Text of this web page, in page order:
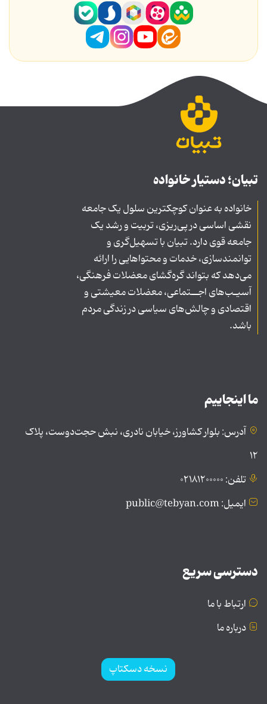
تبیان؛ دستیار خانواده
خانواده به عنوان کوچکترین سلول یک جامعه
نقشی اساسی در پی‌ریزی، تربیت و رشد یک
جامعه قوی دارد. تبیان با تسهیل‌گری و
توانمندسازی، خدمات و محتواهایی را ارائه
می‌دهد که بتواند گره‌گشای معضلات فرهنگی،
آسیـب‌های اجــتماعی، معضلات معیشتی و
اقتصادی و چالش‌های سیاسی در زندگی مردم
باشد.
ما اینجاییم
آدرس: بلوار کشاورز، خیابان نادری، نبش حجت‌دوست، پلاک
۱۲
تلفن: ۰۲۱۸۱۲۰۰۰۰۰
ایمیل: public@tebyan.com
دسترسی سریع
ارتباط با ما
درباره ما
نسخه دسکتاپ